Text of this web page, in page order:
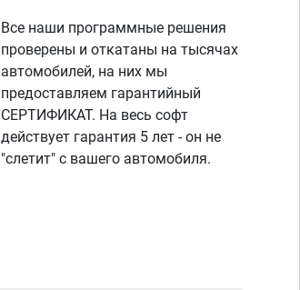
Все наши программные решения
проверены и откатаны на тысячах
автомобилей, на них мы
предоставляем гарантийный
СЕРТИФИКАТ. На весь софт
действует гарантия 5 лет - он не
"слетит" с вашего автомобиля.